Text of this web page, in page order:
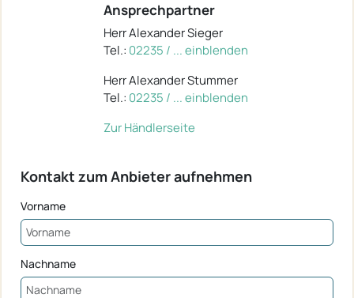
Ansprechpartner
Herr Alexander Sieger
Tel.: 02235 / ... einblenden
Herr Alexander Stummer
Tel.: 02235 / ... einblenden
Zur Händlerseite
Kontakt zum Anbieter aufnehmen
Vorname
Nachname